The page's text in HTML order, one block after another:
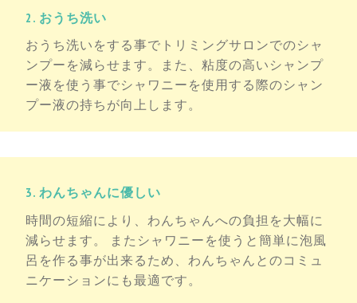
2. おうち洗い
おうち洗いをする事でトリミングサロンでのシャ
ンプーを減らせます。また、粘度の高いシャンプ
ー液を使う事でシャワニーを使用する際のシャン
プー液の持ちが向上します。
3. わんちゃんに優しい
時間の短縮により、わんちゃんへの負担を大幅に
減らせます。 またシャワニーを使うと簡単に泡風
呂を作る事が出来るため、わんちゃんとのコミュ
ニケーションにも最適です。